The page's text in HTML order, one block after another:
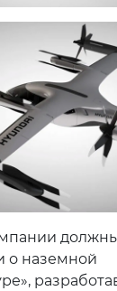
о наземной